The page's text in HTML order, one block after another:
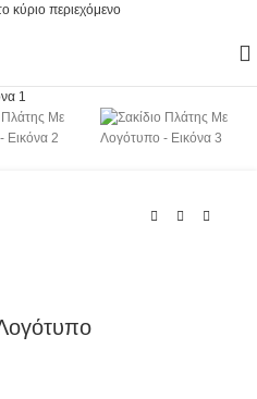
κύριο περιεχόμενο